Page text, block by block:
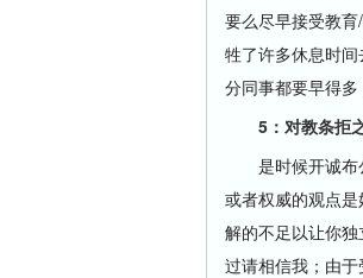
要么尽早接受教
牲了许多休息时
分同事都要早得多
5：对教条拒
是时候开诚布
或者权威的观点
解的不足以让你
过请相信我；由